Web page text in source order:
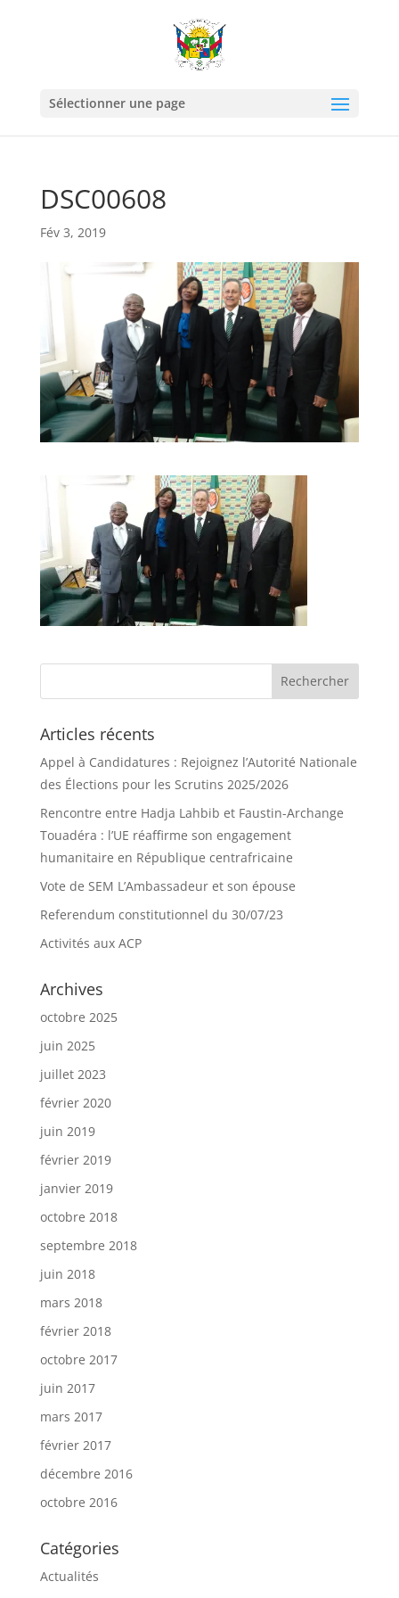
Sélectionner une page
DSC00608
Fév 3, 2019
Articles récents
Appel à Candidatures : Rejoignez l’Autorité Nationale
des Élections pour les Scrutins 2025/2026
Rencontre entre Hadja Lahbib et Faustin-Archange
Touadéra : l’UE réaffirme son engagement
humanitaire en République centrafricaine
Vote de SEM L’Ambassadeur et son épouse
Referendum constitutionnel du 30/07/23
Activités aux ACP
Archives
octobre 2025
juin 2025
juillet 2023
février 2020
juin 2019
février 2019
janvier 2019
octobre 2018
septembre 2018
juin 2018
mars 2018
février 2018
octobre 2017
juin 2017
mars 2017
février 2017
décembre 2016
octobre 2016
Catégories
Actualités